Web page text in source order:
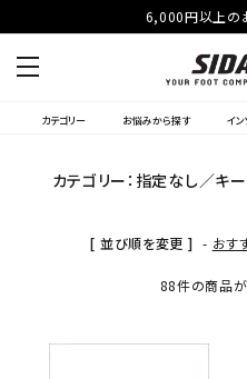
6,000円以上の
カテゴリー お悩みから探す イン
カテゴリー：指定なし／キ
[ 並び順を変更 ] - おす
88件の商品